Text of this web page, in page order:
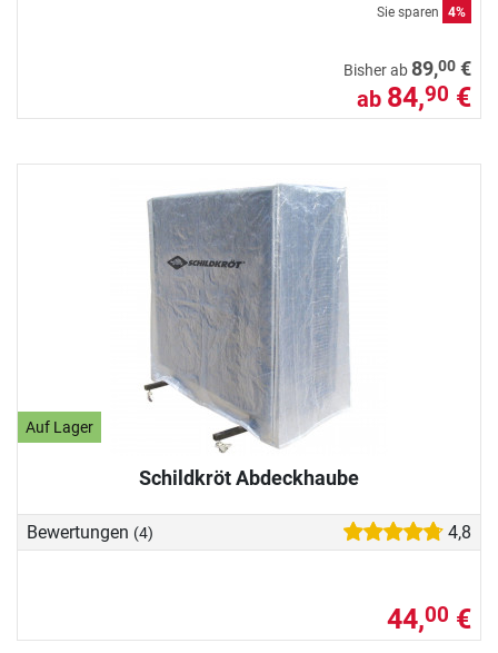
Sie sparen 4%
Bisher ab89,00 €
ab 84,90 €
Auf Lager
Schildkröt Abdeckhaube
Bewertungen (4) 4,8
44,00 €